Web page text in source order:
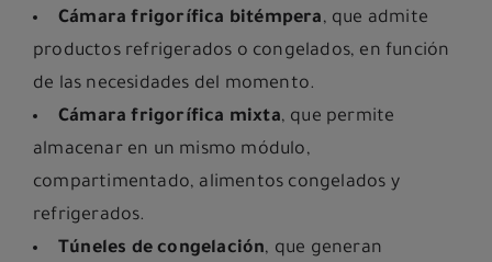
Cámara frigorífica bitémpera, que admite
productos refrigerados o congelados, en función
de las necesidades del momento.
Cámara frigorífica mixta, que permite
almacenar en un mismo módulo,
compartimentado, alimentos congelados y
refrigerados.
Túneles de congelación, que generan